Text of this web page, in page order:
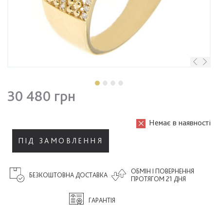
30 480 грн
Немає в наявності
ПІД ЗАМОВЛЕННЯ
ОБМІН І ПОВЕРНЕННЯ
ПРОТЯГОМ 21 ДНЯ
ГАРАНТІЯ
БЕЗКОШТОВНА ДОСТАВКА